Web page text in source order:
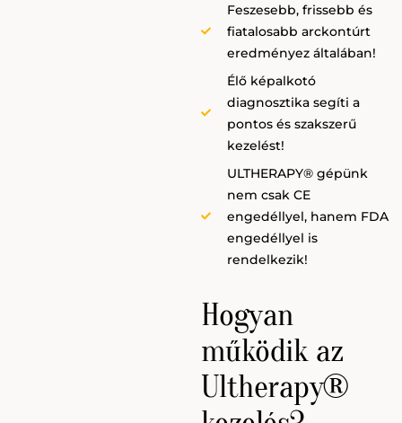
Feszesebb, frissebb és
fiatalosabb arckontúrt
eredményez általában!
Élő képalkotó
diagnosztika segíti a
pontos és szakszerű
kezelést!
ULTHERAPY® gépünk
nem csak CE
engedéllyel, hanem FDA
engedéllyel is
rendelkezik!
Hogyan
működik az
Ultherapy®